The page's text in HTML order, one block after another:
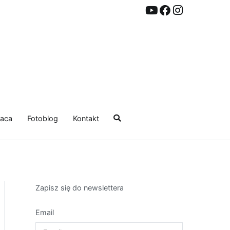
Fotoblog Kontakt
Zapisz się do newslettera
Email